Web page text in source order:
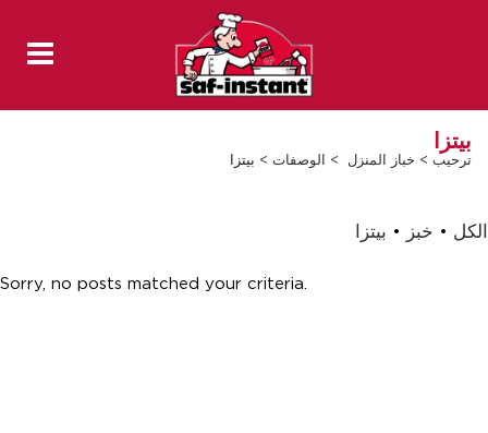
بيتزا
ترحيب > خباز المنزل > الوصفات > بيتزا
الكل • خبز • بيتزا
Sorry, no posts matched your criteria.